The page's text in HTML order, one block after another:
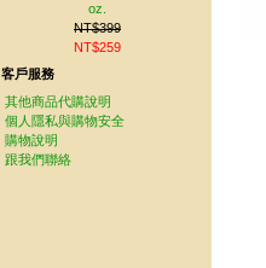
oz.
NT$399
NT$259
客戶服務
其他商品代購說明
個人隱私與購物安全
購物說明
跟我們聯絡